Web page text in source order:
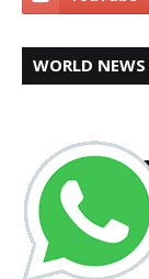
WORLD